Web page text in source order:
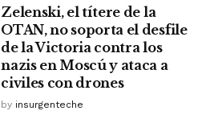
Zelenski, el títere de la
OTAN, no soporta el desfile
de la Victoria contra los
nazis en Moscú y ataca a
civiles con drones
by insurgenteche